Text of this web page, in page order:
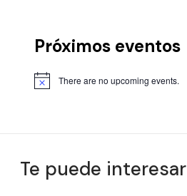
Próximos eventos
There are no upcoming events.
Te puede interesar